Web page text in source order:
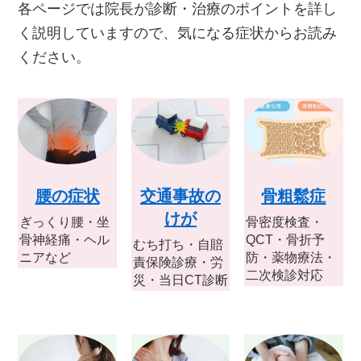
各ページでは院長が診断・治療のポイントを詳し
く説明していますので、気になる症状からお読み
ください。
腰の症状
ぎっくり腰・坐
骨神経痛・ヘル
ニアなど
交通事故の
けが
むち打ち・自賠
責保険診療・労
災・当日CT診断
骨粗鬆症
骨密度検査・
QCT・骨折予
防・薬物療法・
二次検診対応